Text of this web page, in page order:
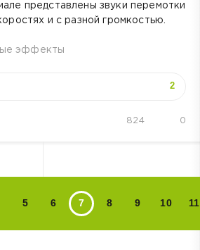
представлены звуки перемотки
и с разной громкостью.
эффекты
2
0
824
5 6 7 8 9 10 11